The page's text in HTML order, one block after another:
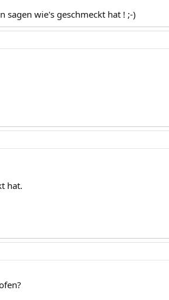
sagen wie's geschmeckt hat ! ;-)
hat.